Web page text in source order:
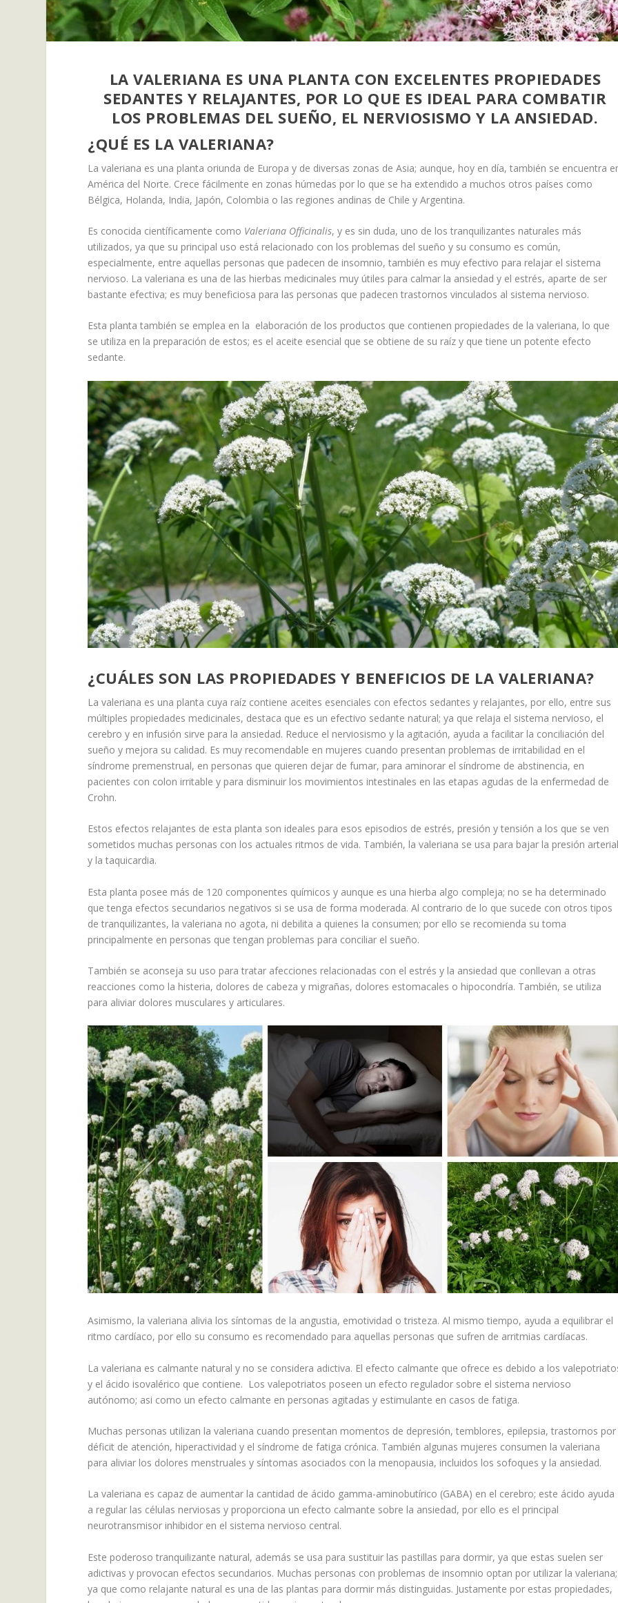
LA VALERIANA ES UNA PLANTA CON EXCELENTES PROPIEDADES
SEDANTES Y RELAJANTES, POR LO QUE ES IDEAL PARA COMBATIR
LOS PROBLEMAS DEL SUEÑO, EL NERVIOSISMO Y LA ANSIEDAD.
¿QUÉ ES LA VALERIANA?
La valeriana es una planta oriunda de Europa y de diversas zonas de Asia; aunque, hoy en día, también se encuentra
América del Norte. Crece fácilmente en zonas húmedas por lo que se ha extendido a muchos otros países como
Bélgica, Holanda, India, Japón, Colombia o las regiones andinas de Chile y Argentina.
Es conocida científicamente como Valeriana Officinalis, y es sin duda, uno de los tranquilizantes naturales más
utilizados, ya que su principal uso está relacionado con los problemas del sueño y su consumo es común,
especialmente, entre aquellas personas que padecen de insomnio, también es muy efectivo para relajar el sistema
nervioso. La valeriana es una de las hierbas medicinales muy útiles para calmar la ansiedad y el estrés, aparte de ser
bastante efectiva; es muy beneficiosa para las personas que padecen trastornos vinculados al sistema nervioso.
Esta planta también se emplea en la elaboración de los productos que contienen propiedades de la valeriana, lo que
se utiliza en la preparación de estos; es el aceite esencial que se obtiene de su raíz y que tiene un potente efecto
sedante.
¿CUÁLES SON LAS PROPIEDADES Y BENEFICIOS DE LA VALERIANA?
La valeriana es una planta cuya raíz contiene aceites esenciales con efectos sedantes y relajantes, por ello, entre sus
múltiples propiedades medicinales, destaca que es un efectivo sedante natural; ya que relaja el sistema nervioso, el
cerebro y en infusión sirve para la ansiedad. Reduce el nerviosismo y la agitación, ayuda a facilitar la conciliación del
sueño y mejora su calidad. Es muy recomendable en mujeres cuando presentan problemas de irritabilidad en el
síndrome premenstrual, en personas que quieren dejar de fumar, para aminorar el síndrome de abstinencia, en
pacientes con colon irritable y para disminuir los movimientos intestinales en las etapas agudas de la enfermedad de
Crohn.
Estos efectos relajantes de esta planta son ideales para esos episodios de estrés, presión y tensión a los que se ven
sometidos muchas personas con los actuales ritmos de vida. También, la valeriana se usa para bajar la presión
y la taquicardia.
Esta planta posee más de 120 componentes químicos y aunque es una hierba algo compleja; no se ha determinado
que tenga efectos secundarios negativos si se usa de forma moderada. Al contrario de lo que sucede con otros tipos
de tranquilizantes, la valeriana no agota, ni debilita a quienes la consumen; por ello se recomienda su toma
principalmente en personas que tengan problemas para conciliar el sueño.
También se aconseja su uso para tratar afecciones relacionadas con el estrés y la ansiedad que conllevan a otras
reacciones como la histeria, dolores de cabeza y migrañas, dolores estomacales o hipocondría. También, se utiliza
para aliviar dolores musculares y articulares.
Asimismo, la valeriana alivia los síntomas de la angustia, emotividad o tristeza. Al mismo tiempo, ayuda a equilibrar el
ritmo cardíaco, por ello su consumo es recomendado para aquellas personas que sufren de arritmias cardíacas.
La valeriana es calmante natural y no se considera adictiva. El efecto calmante que ofrece es debido a los
y el ácido isovalérico que contiene. Los valepotriatos poseen un efecto regulador sobre el sistema nervioso
autónomo; asi como un efecto calmante en personas agitadas y estimulante en casos de fatiga.
Muchas personas utilizan la valeriana cuando presentan momentos de depresión, temblores, epilepsia, trastornos por
déficit de atención, hiperactividad y el síndrome de fatiga crónica. También algunas mujeres consumen la valeriana
para aliviar los dolores menstruales y síntomas asociados con la menopausia, incluidos los sofoques y la ansiedad.
La valeriana es capaz de aumentar la cantidad de ácido gamma-aminobutírico (GABA) en el cerebro; este ácido ayuda
a regular las células nerviosas y proporciona un efecto calmante sobre la ansiedad, por ello es el principal
neurotransmisor inhibidor en el sistema nervioso central.
Este poderoso tranquilizante natural, además se usa para sustituir las pastillas para dormir, ya que estas suelen ser
adictivas y provocan efectos secundarios. Muchas personas con problemas de insomnio optan por utilizar la valeriana;
ya que como relajante natural es una de las plantas para dormir más distinguidas. Justamente por estas propiedades,